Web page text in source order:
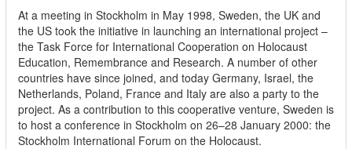
At a meeting in Stockholm in May 1998, Sweden, the UK and
the US took the initiative in launching an international project –
the Task Force for International Cooperation on Holocaust
Education, Remembrance and Research. A number of other
countries have since joined, and today Germany, Israel, the
Netherlands, Poland, France and Italy are also a party to the
project. As a contribution to this cooperative venture, Sweden is
to host a conference in Stockholm on 26–28 January 2000: the
Stockholm International Forum on the Holocaust.